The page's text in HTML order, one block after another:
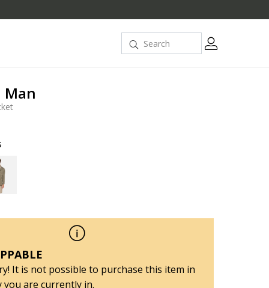
Man
It is not possible to purchase this item in
are currently in.